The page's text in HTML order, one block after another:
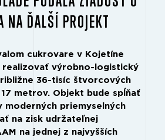
NA ĎALŠÍ PROJEKT
cukrovare v Kojetíne
realizovať výrobno-logistický
36-tisíc štvorcových
metrov. Objekt bude spĺňať
moderných priemyselných
na zisk udržateľnej
na jednej z najvyšších